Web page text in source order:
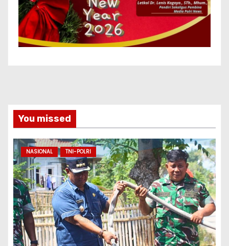
You missed
NASIONAL TNI-POLRI